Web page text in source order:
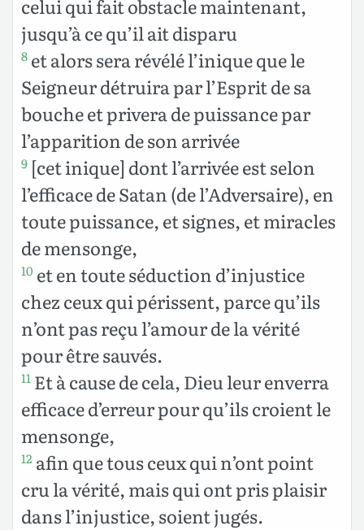
celui qui fait obstacle maintenant,
jusqu’à ce qu’il ait disparu
8 et alors sera révélé l’iniqueque le
Seigneur détruira par l’Esprit de sa
bouche et privera de puissance par
l’apparition de son arrivée
9 [cet inique] dont l’arrivéeest selon
l’efficace de Satan (de l’Adversaire), en
toute puissance, et signes, et miracles
de mensonge,
10 et en toute séduction d’injustice
chezceux qui périssent, parce qu’ils
n’ont pas reçu l’amour de la vérité
pour être sauvés.
11 Et à cause de cela, Dieu leur enverra
efficace d’erreur pour qu’ils croient le
mensonge,
12 afin que tous ceux qui n’ont point
cru la vérité, mais qui ont pris plaisir
dans l’injustice, soient jugés.